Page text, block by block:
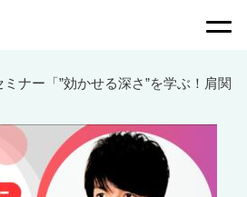
ミナー「”効かせる深さ”を学ぶ！肩関